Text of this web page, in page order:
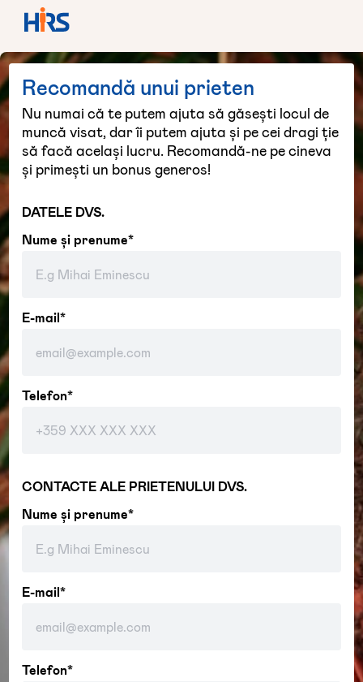
Recomandă unui prieten
Nu numai că te putem ajuta să găsești locul de
muncă visat, dar îi putem ajuta și pe cei dragi ție
să facă același lucru. Recomandă-ne pe cineva
și primești un bonus generos!
DATELE DVS.
Nume și prenume*
E-mail*
Telefon*
Nume și prenume*
E-mail*
CONTACTE ALE PRIETENULUI DVS.
Telefon*